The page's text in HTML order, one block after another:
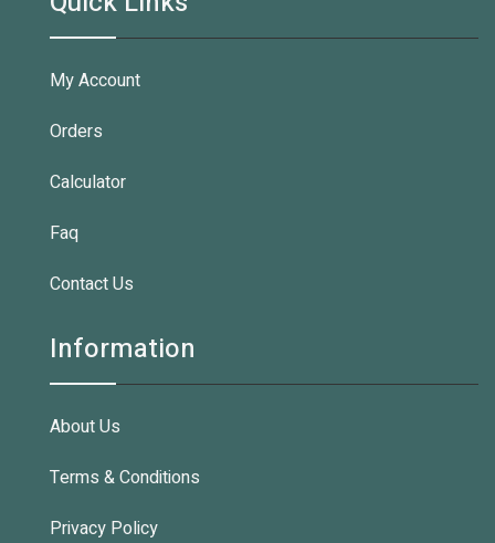
My Account
Orders
Calculator
Faq
Contact Us
Information
About Us
Terms & Conditions
Privacy Policy